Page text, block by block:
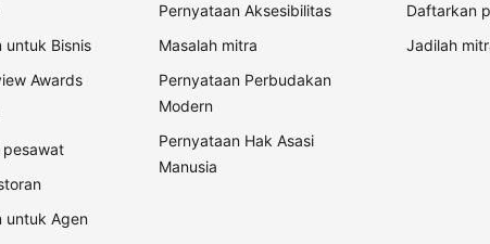
untuk Bisnis
Awards
untuk Agen
Pernyataan Aksesibilitas
Masalah mitra
Pernyataan Perbudakan
Modern
Pernyataan Hak Asasi
Manusia
Daftarkan
Jadilah